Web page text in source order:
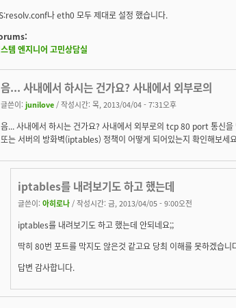
나 eth0 모두 제대로 설정 했습니다.
템 엔지니어 고민상담실
음... 사내에서 하시는 건가요? 사내에서 외부로의
글쓴이: junilove / 작성시간: 목, 2013/04/04 - 7:31오후
음... 사내에서 하시는 건가요? 사내에서 외부로의 tcp 80 port 통신을
또는 서버의 방화벽(iptables) 정책이 어떻게 되어있는지 확인해보
iptables를 내려보기도 하고 했는데
글쓴이: 아히로나 / 작성시간: 금, 2013/04/05 - 9:00오전
iptables를 내려보기도 하고 했는데 안되네요;;
딱히 80번 포트를 막지도 않은것 같고요 당최 이해를 못하겠습니
답변 감사합니다.